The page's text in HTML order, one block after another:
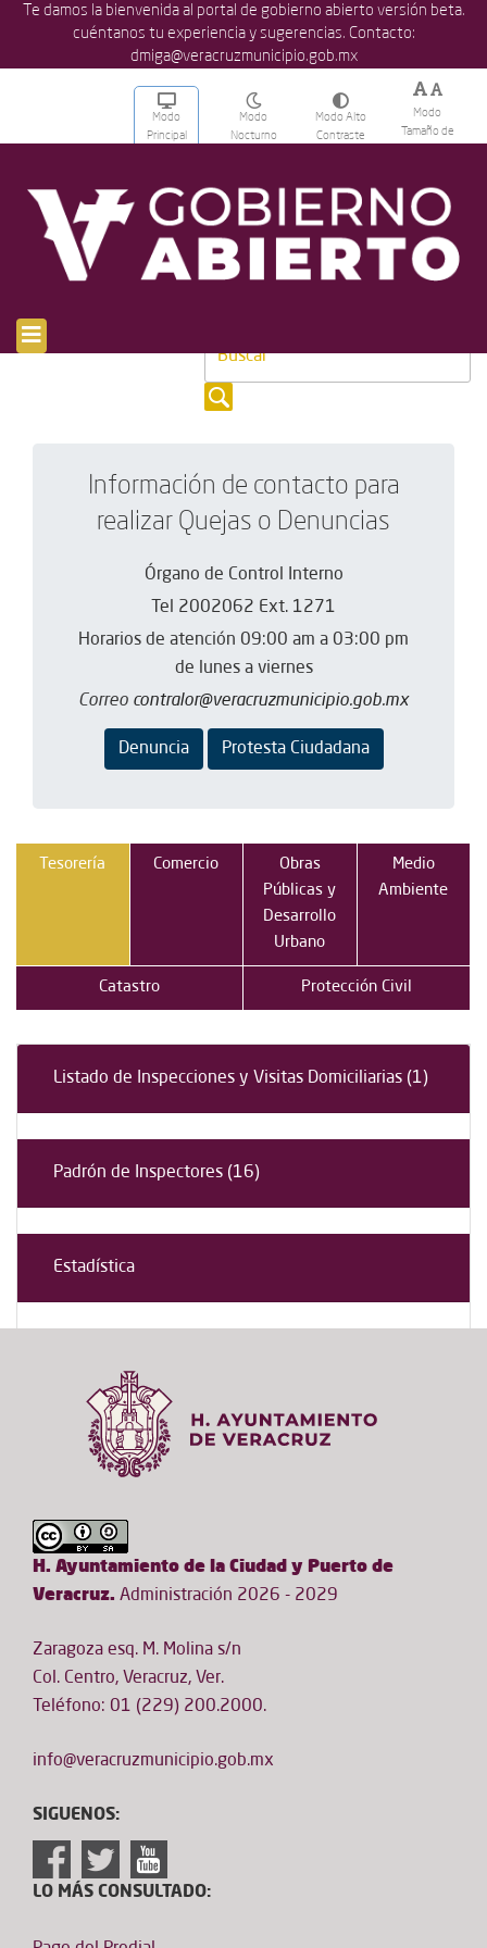
Te damos la bienvenida al portal de gobierno abierto versión beta.
cuéntanos tu experiencia y sugerencias. Contacto:
dmiga@veracruzmunicipio.gob.mx
Modo
Principal
Modo
Nocturno
Modo Alto
Contraste
Modo
Tamaño de
[breadcrumb]
Información de contacto para
realizar Quejas o Denuncias
Órgano de Control Interno
Tel 2002062 Ext. 1271
Horarios de atención 09:00 am a 03:00 pm
de lunes a viernes
Correo contralor@veracruzmunicipio.gob.mx
Denuncia Protesta Ciudadana
Tesorería Comercio
Obras
Públicas y
Desarrollo
Urbano
Medio
Ambiente
Catastro Protección Civil
Listado de Inspecciones y Visitas Domiciliarias (1)
Padrón de Inspectores (16)
Estadística
H. Ayuntamiento de la Ciudad y Puerto de
Veracruz. Administración 2026 - 2029
Zaragoza esq. M. Molina s/n
Col. Centro, Veracruz, Ver.
Teléfono: 01 (229) 200.2000.
info@veracruzmunicipio.gob.mx
SIGUENOS:
LO MÁS CONSULTADO: